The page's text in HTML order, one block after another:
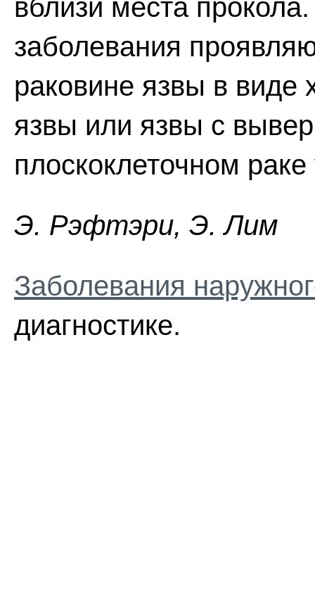
вблизи места
заболевания
раковине язвы в виде
язвы или язвы с
плоскоклеточном
Э. Pэфтэpи, Э. Лим
Заболевания
диагностике.